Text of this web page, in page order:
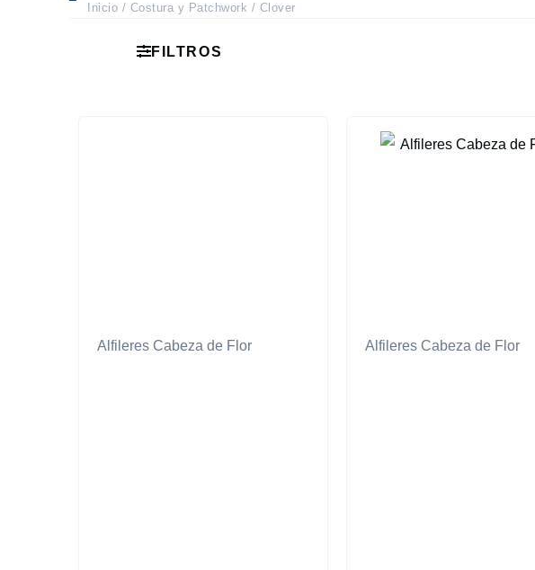
Inicio / Costura y Patchwork / Clover
FILTROS
Alfileres Cabeza de Flor Alfileres Cabeza de Flor